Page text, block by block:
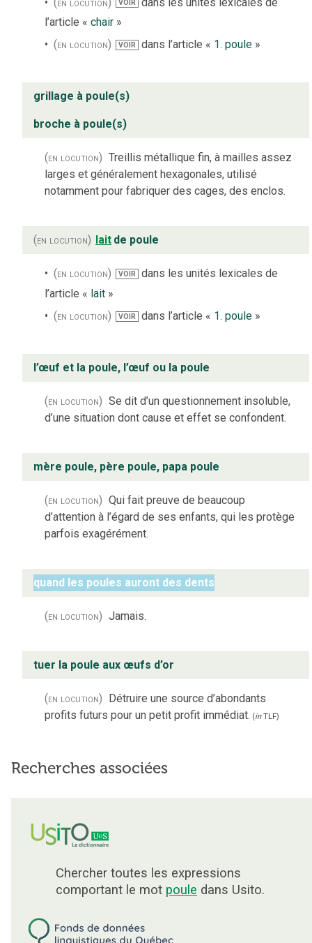
VOIR
l’article « chair »
(en locution)
VOIR dans l’article « 1. poule»
grillage à poule(s)
broche à poule(s)
(en locution) Treillis métallique fin, à mailles assez
larges et généralement hexagonales, utilisé
notamment pour fabriquer des cages, des enclos.
(en locution) lait de poule
(en locution) VOIR
dans les unités lexicales de
l’article « lait »
(en locution)
VOIR dans l’article « 1. poule»
l’œuf et la poule, l’œuf ou la poule
(en locution) Se dit d’un questionnement insoluble,
d’une situation dont cause et effet se confondent.
mère poule, père poule, papa poule
(en locution) Qui fait preuve de beaucoup
d’attention à l’égard de ses enfants, qui les protège
parfois exagérément.
quand les poules auront des dents
(en locution) Jamais.
tuer la poule aux œufs d’or
(en locution) Détruire une source d’abondants
profits futurs pour un petit profit immédiat. (inTLF)
Recherches associées
Chercher toutes les expressions
comportant le mot poule dans Usito.